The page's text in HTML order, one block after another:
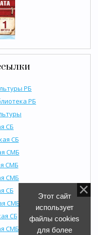
РБ
РБ
СБ
СБ
СМБ
СМБ
СМБ
СБ
СМБ
СБ
СМБ
Этот сайт
использует
файлы cookies
для более